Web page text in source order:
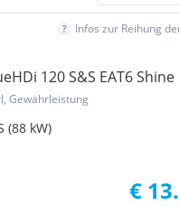
Infos zur Reihung
120 S&S EAT6 Shine
Gewährleistung
(88 kW)
€